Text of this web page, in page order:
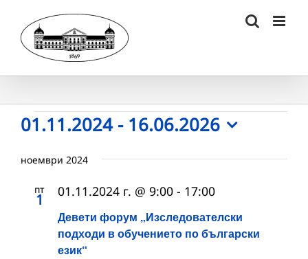
content
Събития
01.11.2024 - 16.06.2026
date.
ноември 2024
пт
1
Девети форум „Изследователски
подходи в обучението по български
език“
01.11.2024 г. @ 9:00 - 17:00